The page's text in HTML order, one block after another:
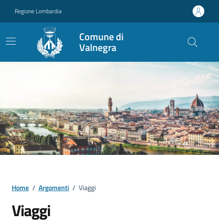
Regione Lombardia
Comune di
Valnegra
Home / Argomenti / Viaggi
Viaggi